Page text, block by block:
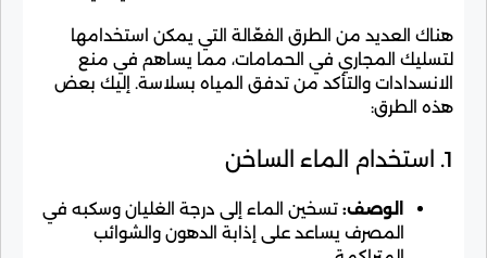
هناك العديد من الطرق الفعّالة التي يمكن استخدامها
لتسليك المجاري في الحمامات، مما يساهم في منع
الانسدادات والتأكد من تدفق المياه بسلاسة. إليك بعض
هذه الطرق:
1. استخدام الماء الساخن
الوصف: تسخين الماء إلى درجة الغليان وسكبه في
المصرف يساعد على إذابة الدهون والشوائب